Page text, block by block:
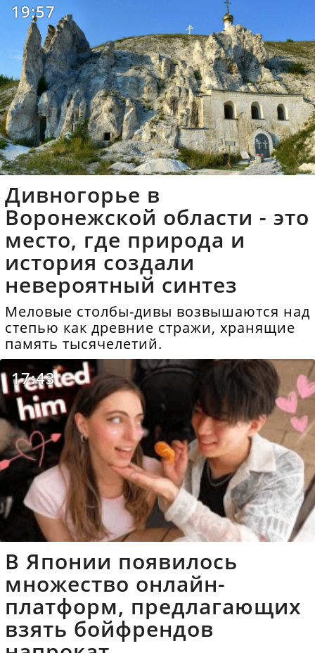
19:57
Дивногорье в
Воронежской области - это
место, где природа и
история создали
невероятный синтез
Меловые столбы-дивы возвышаются над
степью как древние стражи, хранящие
память тысячелетий.
17:43
В Японии появилось
множество онлайн-
платформ, предлагающих
взять бойфрендов